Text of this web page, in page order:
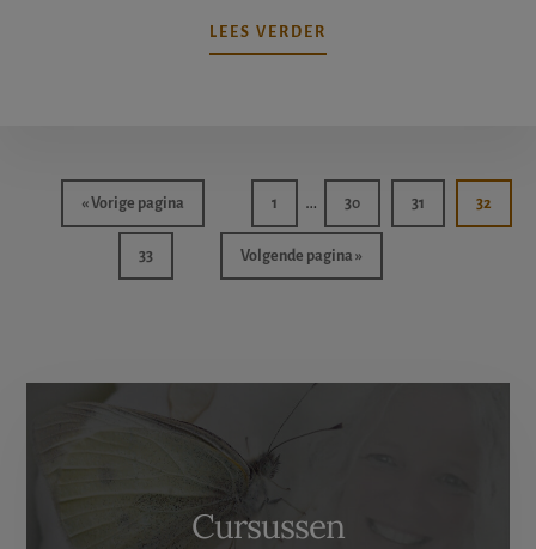
LEES VERDER
TIPS
«Ga
naar
Vorige pagina Pagina
1
Interim
pagina's
zijn
… Pagina
30 Pagina
31 Pagina
32
Pagina
33
Ga
naar
Volgende pagina »
Content
Cursussen